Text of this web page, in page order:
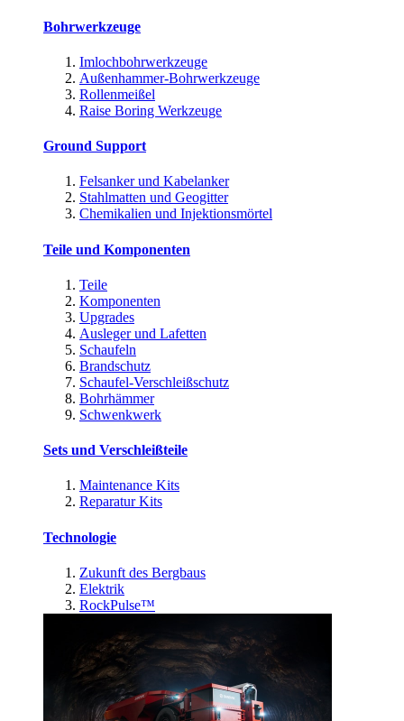
Bohrwerkzeuge
Imlochbohrwerkzeuge
Außenhammer-Bohrwerkzeuge
Rollenmeißel
Raise Boring Werkzeuge
Ground Support
Felsanker und Kabelanker
Stahlmatten und Geogitter
Chemikalien und Injektionsmörtel
Teile und Komponenten
Teile
Komponenten
Upgrades
Ausleger und Lafetten
Schaufeln
Brandschutz
Schaufel-Verschleißschutz
Bohrhämmer
Schwenkwerk
Sets und Verschleißteile
Maintenance Kits
Reparatur Kits
Technologie
Zukunft des Bergbaus
Elektrik
RockPulse™